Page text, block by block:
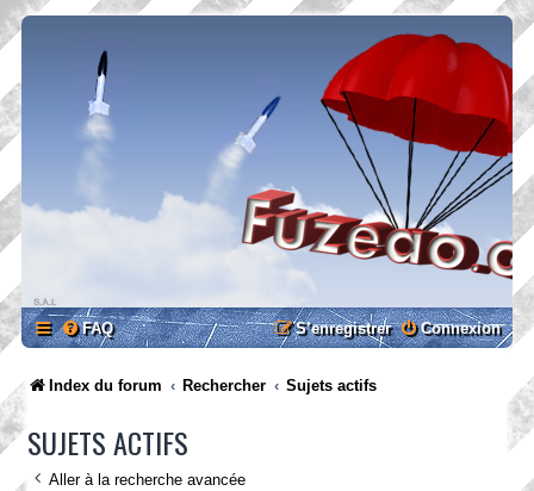
FAQ Connexion
S’enregistrer
Index du forum Rechercher Sujets actifs
SUJETS ACTIFS
Aller à la recherche avancée